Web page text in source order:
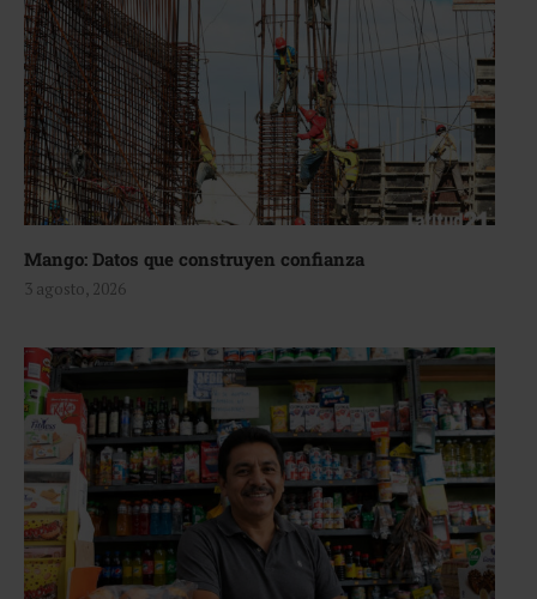
Mango: Datos que construyen confianza
3 agosto, 2026